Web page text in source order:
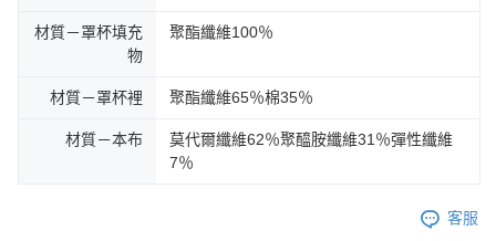
材質－罩杯填充
物
聚酯纖維100％
材質－罩杯裡 聚酯纖維65％棉35％
材質－本布
莫代爾纖維62％聚醯胺纖維31％彈性纖維
7％
客服